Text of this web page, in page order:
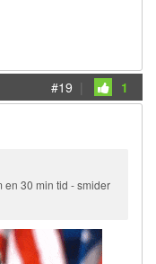
#19 | 1
en 30 min tid - smider